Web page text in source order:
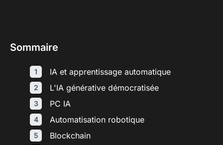
Sommaire
IA et apprentissage automatique
L'IA générative démocratisée
PC IA
Automatisation robotique
Blockchain